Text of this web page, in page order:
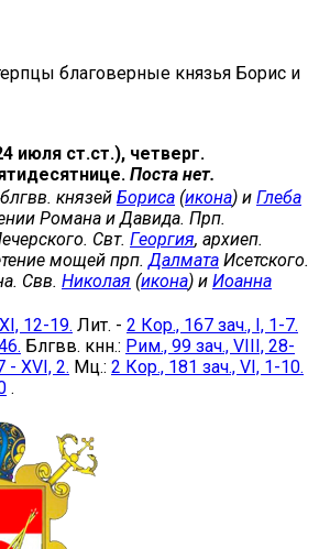
благоверные князья Борис и
июля ст.ст.), четверг.
Поста нет.
князей Бориса (икона) и Глеба
Романа и Давида. Прп.
Свт. Георгия, архиеп.
мощей прп. Далмата Исетского.
Свв. Николая (икона) и Иоанна
12-19. Лит. - 2 Кор., 167 зач., I, 1-7.
Блгвв. кнн.: Рим., 99 зач., VIII, 28-
- XVI, 2. Мц.: 2 Кор., 181 зач., VI, 1-10.
.